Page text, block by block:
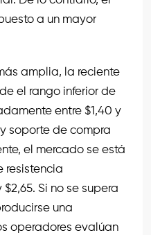
a un mayor
amplia, la reciente
el rango inferior de
entre $1,40 y
soporte de compra
el mercado se está
resistencia
Si no se supera
una
operadores evalúan